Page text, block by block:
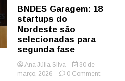
BNDES Garagem: 18
startups do
Nordeste são
selecionadas para
segunda fase
Ana Júlia Silva
30 de
março, 2026
0 Commenton